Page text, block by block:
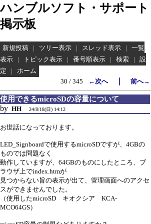
ハンブルソフト・サポート
掲示板
新規投稿 | ツリー表示 | スレッド表示 |
一覧
表示
| トピック表示 | 番号順表示 | 検索 |
設
定
|
ホーム
30 / 345
←次へ｜ 前へ→
使用できるmicroSDの容量について
by HH 24/8/18(日) 14:12
お世話になっております。
LED_Signboardで使用するmicroSDですが、4GBの
ものでは問題なく
動作していますが、64GBのものにしたところ、ブ
ラウザ上でindex.htmが
見つからない旨の表示が出て、管理画面へのアクセ
スができませんでした。
（使用したmicroSD キオクシア KCA-
MCO64GS）